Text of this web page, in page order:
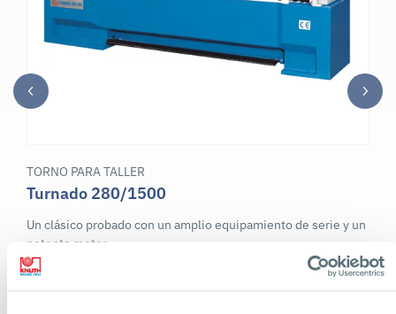
TORNO PARA TALLER
Turnado 280/1500
Un clásico probado con un amplio equipamiento de serie y un
potente motor